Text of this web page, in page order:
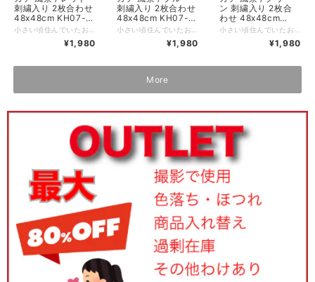
刺繍入り 2枚合わせ
48x48cm KH07-
10
¥1,980
刺繍入り 2枚合わせ
48x48cm KH07-
10
¥1,980
ン 刺繍入り 2枚合
わせ 48x48cm
KH07-10
¥1,980
More